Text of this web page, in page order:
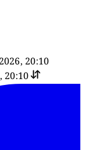
20:10
20:10